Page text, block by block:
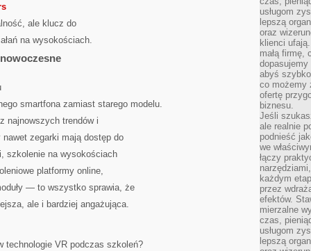
ale klucz do
na wysokościach.
smartfona zamiast starego modelu.
najnowszych trendów i
zegarki mają dostęp do
szkolenie na wysokościach
platformy online,
— to wszystko sprawia, że
ale i bardziej angażująca.
technologie VR podczas szkoleń?
usługom
lepszą
oraz
klienci
małą firmę,
dopasujemy
abyś
co możemy
ofertę
biznesu.
Jeśli
ale realnie
podnieść
we
łączy
każdym
przez
efektów.
mierzalne
czas,
usługom
lepszą